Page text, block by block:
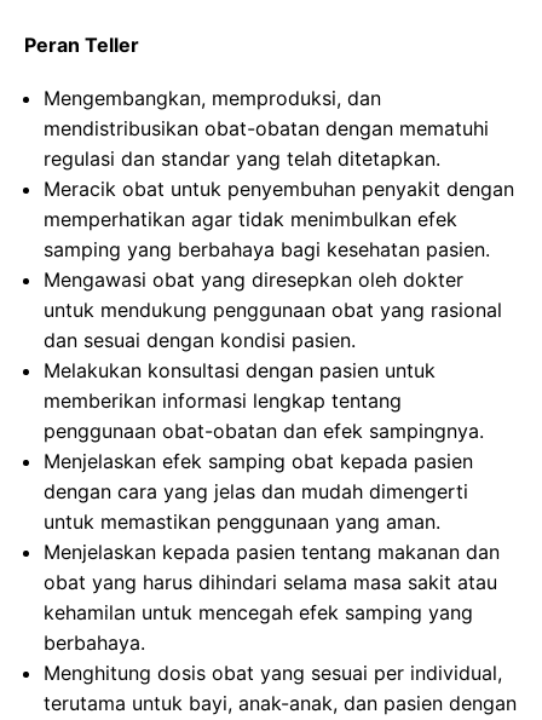
Peran Teller
Mengembangkan, memproduksi, dan
mendistribusikan obat-obatan dengan mematuhi
regulasi dan standar yang telah ditetapkan.
Meracik obat untuk penyembuhan penyakit dengan
memperhatikan agar tidak menimbulkan efek
samping yang berbahaya bagi kesehatan pasien.
Mengawasi obat yang diresepkan oleh dokter
untuk mendukung penggunaan obat yang rasional
dan sesuai dengan kondisi pasien.
Melakukan konsultasi dengan pasien untuk
memberikan informasi lengkap tentang
penggunaan obat-obatan dan efek sampingnya.
Menjelaskan efek samping obat kepada pasien
dengan cara yang jelas dan mudah dimengerti
untuk memastikan penggunaan yang aman.
Menjelaskan kepada pasien tentang makanan dan
obat yang harus dihindari selama masa sakit atau
kehamilan untuk mencegah efek samping yang
berbahaya.
Menghitung dosis obat yang sesuai per individual,
terutama untuk bayi, anak-anak, dan pasien dengan